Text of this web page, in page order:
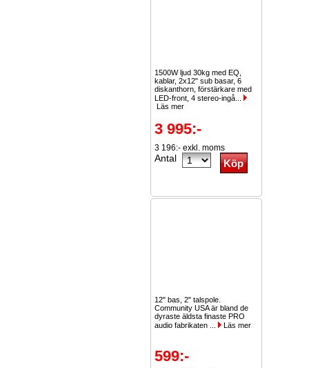
1500W ljud 30kg med EQ,
kablar, 2x12" sub basar, 6
diskanthorn, förstärkare med
LED-front, 4 stereo-ingå...
Läs mer
3 995:-
3 196:- exkl. moms
Antal
12" bas, 2" talspole.
Community USA är bland de
dyraste äldsta finaste PRO
audio fabrikaten ...
Läs mer
599:-